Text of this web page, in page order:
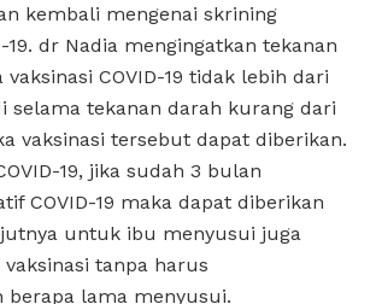
kembali mengenai skrining
19. dr Nadia mengingatkan tekanan
COVID-19 tidak lebih dari
selama tekanan darah kurang dari
vaksinasi tersebut dapat diberikan.
19, jika sudah 3 bulan
COVID-19 maka dapat diberikan
untuk ibu menyusui juga
tanpa harus
berapa lama menyusui.